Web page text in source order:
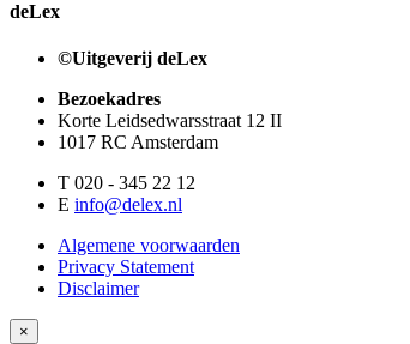
deLex
©Uitgeverij deLex
Bezoekadres
Korte Leidsedwarsstraat 12 II
1017 RC Amsterdam
T 020 - 345 22 12
E info@delex.nl
Algemene voorwaarden
Privacy Statement
Disclaimer
×